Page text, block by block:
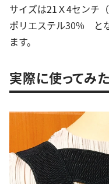
サイズは21Ｘ4センチ
ポリエステル30% と
ます。
実際に使ってみた